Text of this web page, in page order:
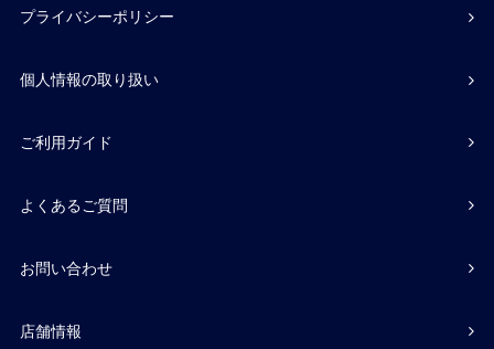
プライバシーポリシー
個人情報の取り扱い
ご利用ガイド
よくあるご質問
お問い合わせ
店舗情報